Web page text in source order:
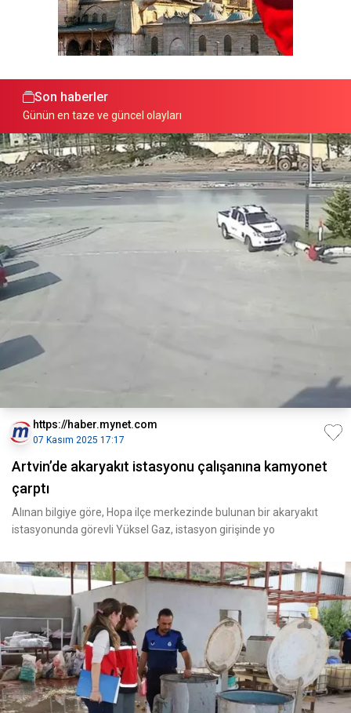
Son haberler
Günün en taze ve güncel olayları
https://haber.mynet.com
07 Kasım 2025 17:17
Artvin’de akaryakıt istasyonu çalışanına kamyonet
çarptı
Alınan bilgiye göre, Hopa ilçe merkezinde bulunan bir akaryakıt
istasyonunda görevli Yüksel Gaz, istasyon girişinde yo